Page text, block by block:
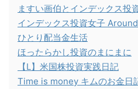
ますい画伯とインデックス投
インデックス投資女子
ひとり配当金生活
ほったらかし投資のまにまに
【L】米国株投資実践日記
Time is money キムのお金日